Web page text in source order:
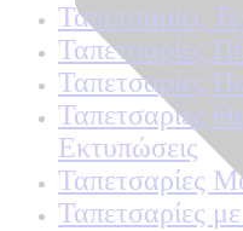
Ταπετσαρίες
Ταπετσαρίες
Ταπετσαρίες
Ταπετσαρίες
Εκτυπώσεις
Ταπετσαρίες
Ταπετσαρίες